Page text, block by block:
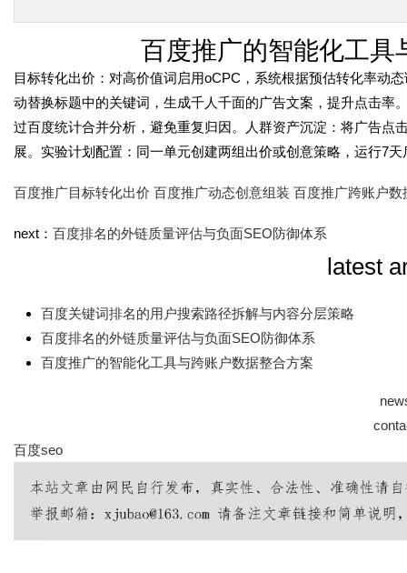
百度推广的智能化工具
time： 2026-05-31
目标转化出价：对高价值词启用oCPC，系统根据预估转化率动
动替换标题中的关键词，生成千人千面的广告文案，提升点击率
过百度统计合并分析，避免重复归因。人群资产沉淀：将广告点
展。实验计划配置：同一单元创建两组出价或创意策略，运行7
百度推广目标转化出价 百度推广动态创意组装 百度推广跨账户数
next： 百度排名的外链质量评估与负面SEO防御体系
latest
百度关键词排名的用户搜索路径拆解与内容分层策略
百度排名的外链质量评估与负面SEO防御体系
百度推广的智能化工具与跨账户数据整合方案
百度seo